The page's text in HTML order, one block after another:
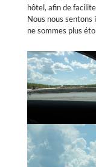
hôtel, afin de
Nous nous
ne sommes plus